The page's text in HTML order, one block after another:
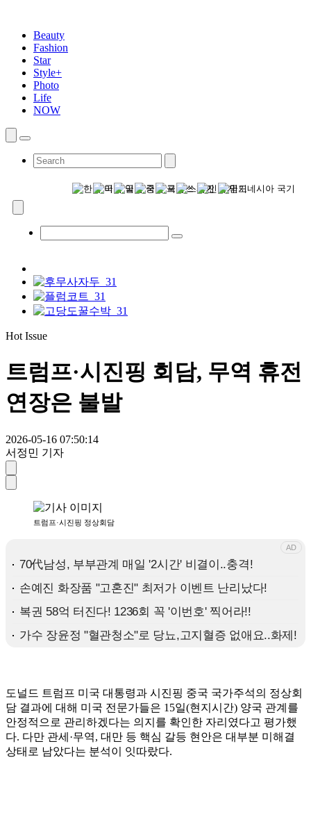
Beauty
Fashion
Star
Style+
Photo
Life
NOW
Hot Issue
트럼프·시진핑 회담, 무역 휴전
연장은 불발
2026-05-16 07:50:14
서정민 기자
트럼프·시진핑 정상회담
도널드 트럼프 미국 대통령과 시진핑 중국 국가주석의 정상회
담 결과에 대해 미국 전문가들은 15일(현지시간) 양국 관계를
안정적으로 관리하겠다는 의지를 확인한 자리였다고 평가했
다. 다만 관세·무역, 대만 등 핵심 갈등 현안은 대부분 미해결
상태로 남았다는 분석이 잇따랐다.